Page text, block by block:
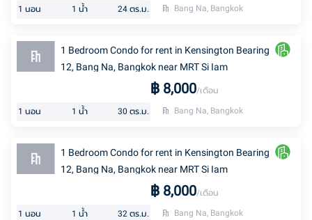
1 นอน 1 น้ำ 24 ตร.ม. Bang Na, Bangkok
1 Bedroom Condo for rent in Kensington Bearing
12, Bang Na, Bangkok near MRT Si Iam
฿ 8,000/เดือน
1 นอน 1 น้ำ 30 ตร.ม. Bang Na, Bangkok
1 Bedroom Condo for rent in Kensington Bearing
12, Bang Na, Bangkok near MRT Si Iam
฿ 8,000/เดือน
1 นอน 1 น้ำ 32 ตร.ม. Bang Na, Bangkok